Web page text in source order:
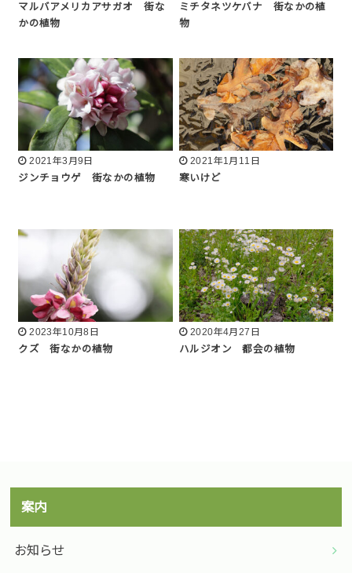
マルバアメリカアサガオ 街な
かの植物
ミチタネツケバナ 街なかの植
物
2021年3月9日
ジンチョウゲ 街なかの植物
2021年1月11日
寒いけど
2023年10月8日
クズ 街なかの植物
2020年4月27日
ハルジオン 都会の植物
案内
お知らせ